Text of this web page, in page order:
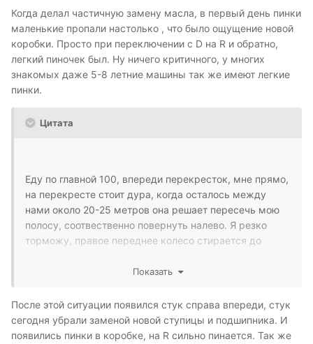
Когда делал частичную замену масла, в первый день пинки
маленькие пропали настолько , что было ощущение новой
коробки. Просто при переключении с D на R и обратно,
легкий пиночек был. Ну ничего критичного, у многих
знакомых даже 5-8 летние машины так же имеют легкие
пинки.
Цитата
Еду по главной 100, впереди перекресток, мне прямо,
на перекресте стоит дура, когда осталось между
нами около 20-25 метров она решает пересечь мою
полосу, соотвественно повернуть налево. Я резко
торможу, правое переднее колесо стирается до
Показать
После этой ситуации появился стук справа впереди, стук
сегодня убрали заменой новой ступицы и подшипника. И
появились пинки в коробке, на R сильно пинается. Так же